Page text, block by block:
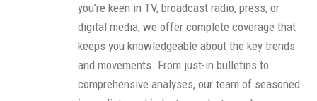
you’re keen in TV, broadcast radio, press, or
digital media, we offer complete coverage that
keeps you knowledgeable about the key trends
and movements. From just-in bulletins to
comprehensive analyses, our team of seasoned